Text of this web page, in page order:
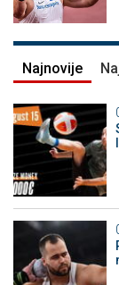
Najnovije